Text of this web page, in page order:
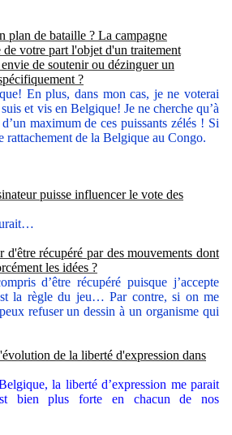
plan de bataille ? La campagne
votre part l'objet d'un traitement
de soutenir ou dézinguer un
?
En plus, dans mon cas, je ne voterai
et vis en Belgique! Je ne cherche qu’à
maximum de ces puissants zélés ! Si
rattachement de la Belgique au Congo.
puisse influencer le vote des
d'être récupéré par des mouvements dont
les idées ?
d’être récupéré puisque j’accepte
la règle du jeu… Par contre, si on me
refuser un dessin à un organisme qui
de la liberté d'expression dans
la liberté d’expression me parait
bien plus forte en chacun de nos